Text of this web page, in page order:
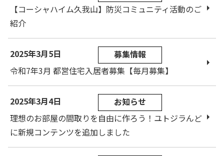
【コーシャハイム久我山】防災コミュニティ活動のご
紹介
2025年3月5日
募集情報
令和7年3月 都営住宅入居者募集【毎月募集】
2025年3月4日
お知らせ
理想のお部屋の間取りを自由に作ろう！ユトジラんど
に新規コンテンツを追加しました